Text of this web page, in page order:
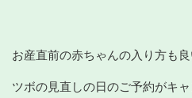
お産直前の赤ちゃんの入り方も良
ツボの見直しの日のご予約がキ